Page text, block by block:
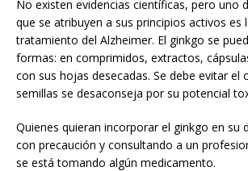
No existen evidencias científicas, pero uno
que se atribuyen a sus principios activos es
tratamiento del Alzheimer. El ginkgo se
formas: en comprimidos, extractos,
con sus hojas desecadas. Se debe evitar el
semillas se desaconseja por su potencial
Quienes quieran incorporar el ginkgo en su
con precaución y consultando a un
se está tomando algún medicamento.